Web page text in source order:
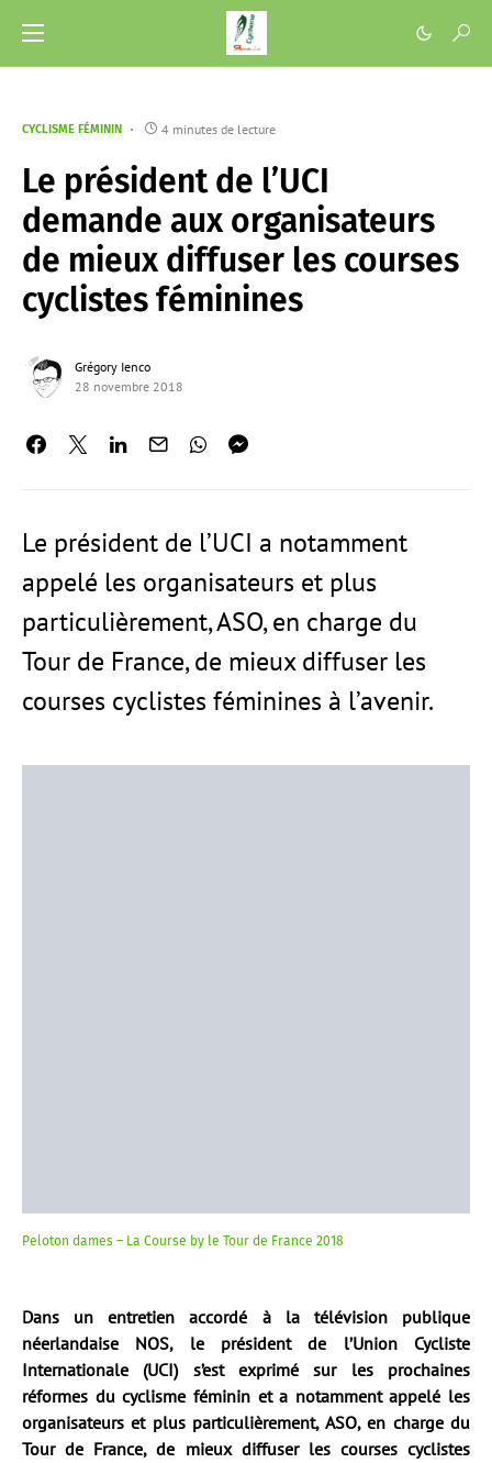
CYCLISME FÉMININ 4 minutes de lecture
Le président de l’UCI
demande aux organisateurs
de mieux diffuser les courses
cyclistes féminines
Grégory Ienco
28 novembre 2018
Le président de l’UCI a notamment
appelé les organisateurs et plus
particulièrement, ASO, en charge du
Tour de France, de mieux diffuser les
courses cyclistes féminines à l’avenir.
Peloton dames – La Course by le Tour de France 2018
Dans un entretien accordé à la télévision publique
néerlandaise NOS, le président de l’Union Cycliste
Internationale (UCI) s’est exprimé sur les prochaines
réformes du cyclisme féminin et a notamment appelé les
organisateurs et plus particulièrement, ASO, en charge du
Tour de France, de mieux diffuser les courses cyclistes